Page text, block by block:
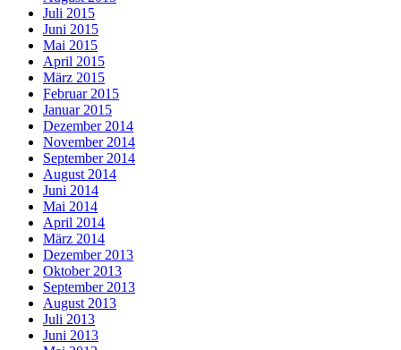
Juli 2015
Juni 2015
Mai 2015
April 2015
März 2015
Februar 2015
Januar 2015
Dezember 2014
November 2014
September 2014
August 2014
Juni 2014
Mai 2014
April 2014
März 2014
Dezember 2013
Oktober 2013
September 2013
August 2013
Juli 2013
Juni 2013